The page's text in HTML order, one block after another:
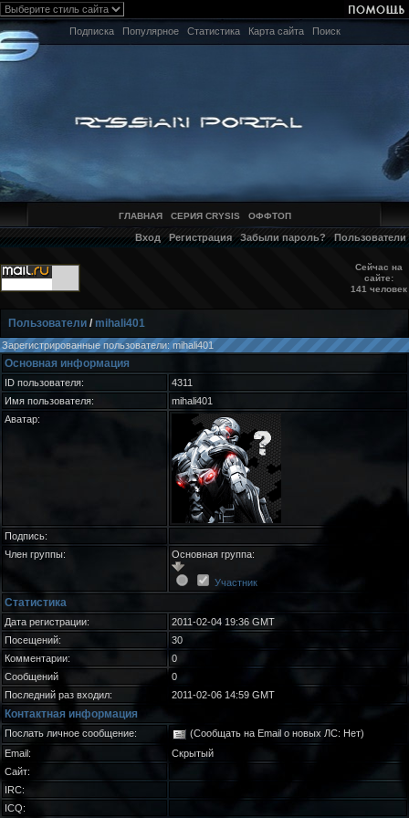
Подписка Популярное Статистика Карта сайта Поиск
ГЛАВНАЯ СЕРИЯ CRYSIS ОФФТОП
Вход Регистрация Забыли пароль? Пользователи
Сейчас на
сайте:
141 человек
Пользователи / mihali401
Зарегистрированные пользователи: mihali401
Основная информация
ID пользователя:
4311
Имя пользователя:
mihali401
Аватар:
Подпись:
Член группы:
Основная группа:
Участник
Статистика
Дата регистрации:
2011-02-04 19:36 GMT
Посещений:
30
Комментарии:
0
Сообщений
0
Последний раз входил:
2011-02-06 14:59 GMT
Контактная информация
Послать личное сообщение:
(Сообщать на Email о новых ЛС: Нет)
Email:
Скрытый
Сайт:
IRC:
ICQ: